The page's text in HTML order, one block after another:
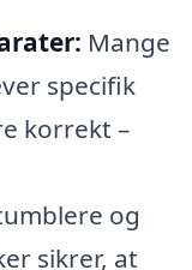
Mange
specifik
korrekt –
og
sikrer, at